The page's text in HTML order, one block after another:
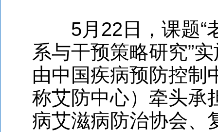
5月22日，课题“
系与干预策略研究”
由中国疾病预防控制
称艾防中心）牵头承
病艾滋病防治协会、